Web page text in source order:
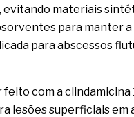
evitando materiais
para manter a
para abscessos
com a clindamicina
lesões superficiais em